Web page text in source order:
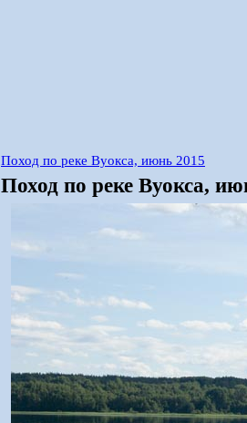
Поход по реке Вуокса, июнь 2015
Поход по реке Вуокса,